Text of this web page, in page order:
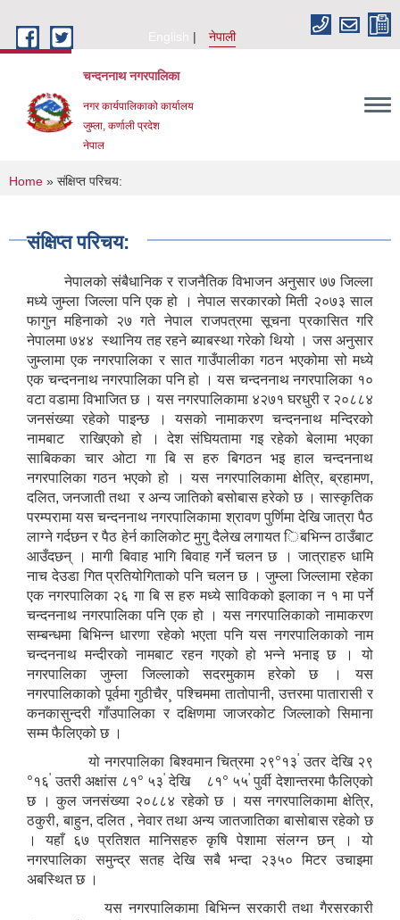
English
नेपाली
चन्दननाथ नगरपालिका
नगर कार्यपालिकाको कार्यालय
जुम्ला, कर्णाली प्रदेश
नेपाल
You are here
Home » संक्षिप्त परिचय:
संक्षिप्त परिचय:
नेपालको संबैधानिक र राजनैतिक विभाजन अनुसार ७७ जिल्ला
मध्ये जुम्ला जिल्ला पनि एक हो । नेपाल सरकारको मिती २०७३ साल
फागुन महिनाको २७ गते नेपाल राजपत्रमा सूचना प्रकासित गरि
नेपालमा ७४४ स्थानिय तह रहने ब्याबस्था गरेको थियो । जस अनुसार
जुम्लामा एक नगरपालिका र सात गाउँपालीका गठन भएकोमा सो मध्ये
एक चन्दननाथ नगरपालिका पनि हो । यस चन्दननाथ नगरपालिका १०
वटा वडामा विभाजित छ । यस नगरपालिकामा ४२७१ घरधुरी र २०८८४
जनसंख्या रहेको पाइन्छ । यसको नामाकरण चन्दननाथ मन्दिरको
नामबाट राखिएको हो । देश संघियतामा गइ रहेको बेलामा भएका
साबिकका चार ओटा गा बि स हरु बिगठन भइ हाल चन्दननाथ
नगरपालिका गठन भएको हो । यस नगरपालिकामा क्षेत्रि, ब्रहामण,
दलित, जनजाती तथा र अन्य जातिको बसोबास हरेको छ । सास्कृतिक
परम्परामा यस चन्दननाथ नगरपालिकामा श्रावण पुर्णिमा देखि जात्रा पैठ
लाग्ने गर्दछन र पैठ हेर्न कालिकोट मुगु दैलेख लगायत िबभिन्न ठाउँबाट
आउँदछन् । मागी बिवाह भागि बिवाह गर्ने चलन छ । जात्राहरु धामि
नाच देउडा गित प्रतियोगिताको पनि चलन छ । जुम्ला जिल्लामा रहेका
एक नगरपालिका २६ गा बि स हरु मध्ये साविकको इलाका न १ मा पर्ने
चन्दननाथ नगरपालिका पनि एक हो । यस नगरपालिकाको नामाकरण
सम्बन्धमा बिभिन्न धारणा रहेको भएता पनि यस नगरपालिकाको नाम
चन्दननाथ मन्दीरको नामबाट रहन गएको हो भन्ने भनाइ छ । यो
नगरपालिका जुम्ला जिल्लाको सदरमुकाम हरेको छ । यस
नगरपालिकाको पूर्वमा गुठीचैर¸ पश्चिममा तातोपानी, उत्तरमा पातारासी र
कनकासुन्दरी गाँउपालिका र दक्षिणमा जाजरकोट जिल्लाको सिमाना
सम्म फैलिएको छ ।
यो नगरपालिका बिश्वमान चित्रमा २९०१३' उतर देखि २९
०१६' उतरी अक्षांस ८१० ५३'देखि ८१० ५५'पुर्वी देशान्तरमा फैलिएको
छ । कुल जनसंख्या २०८८४ रहेको छ । यस नगरपालिकामा क्षेत्रि,
ठकुरी, बाहुन, दलित , नेवार तथा अन्य जातजातिका बासोबास रहेको छ
। यहाँ ६७ प्रतिशत मानिसहरु कृषि पेशामा संलग्न छन् । यो
नगरपालिका समुन्द्र सतह देखि सबै भन्दा २३५० मिटर उचाइमा
अबस्थित छ ।
यस नगरपालिकामा बिभिन्न सरकारी तथा गैरसरकारी